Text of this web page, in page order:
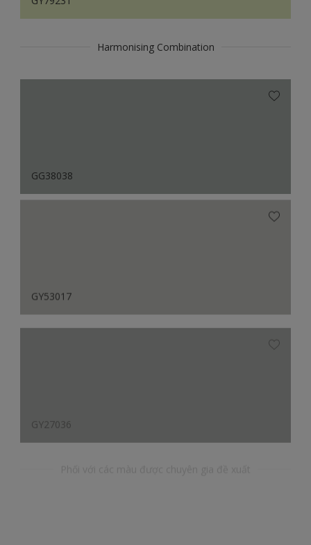
Harmonising Combination
GG38038
GY53017